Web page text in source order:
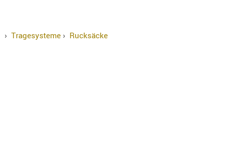
› Tragesysteme› Rucksäcke